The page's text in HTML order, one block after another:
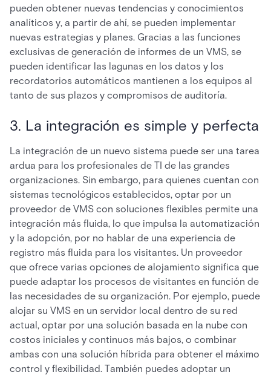
pueden obtener nuevas tendencias y conocimientos
analíticos y, a partir de ahí, se pueden implementar
nuevas estrategias y planes. Gracias a las funciones
exclusivas de generación de informes de un VMS, se
pueden identificar las lagunas en los datos y los
recordatorios automáticos mantienen a los equipos al
tanto de sus plazos y compromisos de auditoría.
3. La integración es simple y perfecta
La integración de un nuevo sistema puede ser una tarea
ardua para los profesionales de TI de las grandes
organizaciones. Sin embargo, para quienes cuentan con
sistemas tecnológicos establecidos, optar por un
proveedor de VMS con soluciones flexibles permite una
integración más fluida, lo que impulsa la automatización
y la adopción, por no hablar de una experiencia de
registro más fluida para los visitantes. Un proveedor
que ofrece varias opciones de alojamiento significa que
puede adaptar los procesos de visitantes en función de
las necesidades de su organización. Por ejemplo, puede
alojar su VMS en un servidor local dentro de su red
actual, optar por una solución basada en la nube con
costos iniciales y continuos más bajos, o combinar
ambas con una solución híbrida para obtener el máximo
control y flexibilidad. También puedes adoptar un